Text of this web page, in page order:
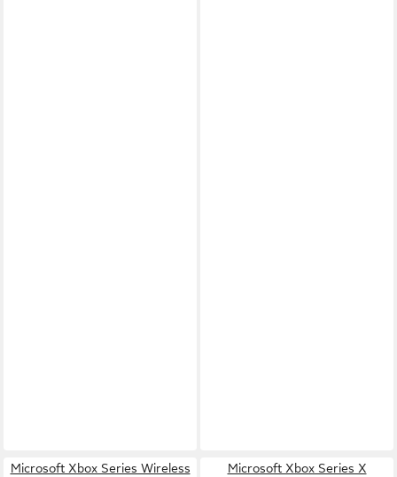
Microsoft Xbox Series Wireless
Microsoft Xbox Series X